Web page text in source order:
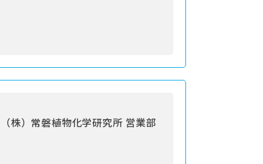
（株）常磐植物化学研究所 営業部